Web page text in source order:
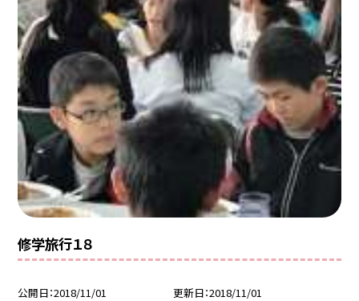
修学旅行１８
公開日 2018/11/01 更新日 2018/11/01